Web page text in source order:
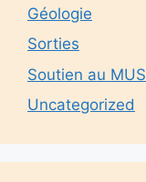
Géologie
Sorties
Soutien au
Uncategorized